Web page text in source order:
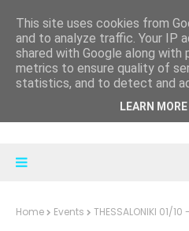
Home Events THESSALONIKI 01/10
This site uses cookies from
and to analyze traffic. Your IP
shared with Google along with
metrics to ensure quality of
statistics, and to detect and
LEARN MORE